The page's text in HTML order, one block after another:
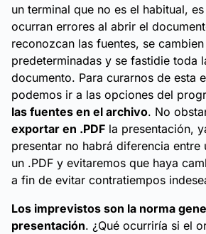
un terminal que no es el habitual,
ocurran errores al abrir el
reconozcan las fuentes, se
predeterminadas y se fastidie toda
documento. Para curarnos de esta
podemos ir a las opciones del
las fuentes en el archivo. No
exportar en .PDF la presentación,
presentar no habrá diferencia entre
un .PDF y evitaremos que haya
a fin de evitar contratiempos
Los imprevistos son la norma
presentación. ¿Qué ocurriría si el